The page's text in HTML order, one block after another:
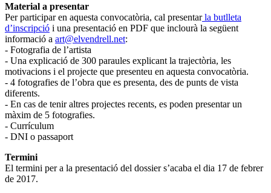
Material a presentar
Per participar en aquesta convocatòria, cal presentarla butlleta
d’inscripció i una presentació en PDF que inclourà la següent
informació a art@elvendrell.net:
- Fotografia de l’artista
- Una explicació de 300 paraules explicant la trajectòria, les
motivacions i el projecte que presenteu en aquesta convocatòria.
- 4 fotografies de l’obra que es presenta, des de punts de vista
diferents.
- En cas de tenir altres projectes recents, es poden presentar un
màxim de 5 fotografies.
- Currículum
- DNI o passaport
Termini
El termini per a la presentació del dossier s’acaba el dia 17 de febrer
de 2017.